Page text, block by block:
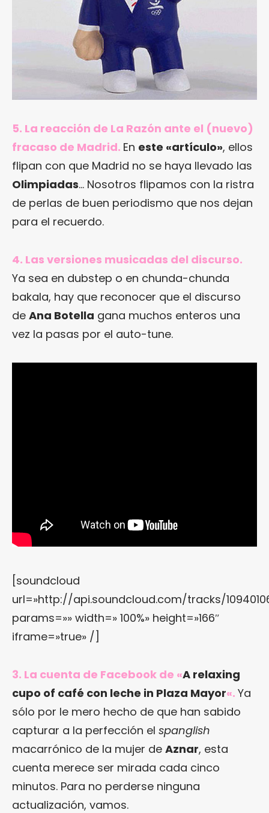
5. La reacción de La Razón ante el (nuevo)
fracaso de Madrid. En este «artículo», ellos
flipan con que Madrid no se haya llevado las
Olimpiadas… Nosotros flipamos con la ristra
de perlas de buen periodismo que nos dejan
para el recuerdo.
4. Las versiones musicadas del discurso.
Ya sea en dubstep o en chunda-chunda
bakala, hay que reconocer que el discurso
de Ana Botella gana muchos enteros una
vez la pasas por el auto-tune.
[soundcloud
url=»http://api.soundcloud.com/tracks/
params=»» width=» 100%» height=»166″
iframe=»true» /]
3. La cuenta de Facebook de «A relaxing
cupo of café con leche in Plaza Mayor«. Ya
sólo por le mero hecho de que han sabido
capturar a la perfección el spanglish
macarrónico de la mujer de Aznar, esta
cuenta merece ser mirada cada cinco
minutos. Para no perderse ninguna
actualización, vamos.